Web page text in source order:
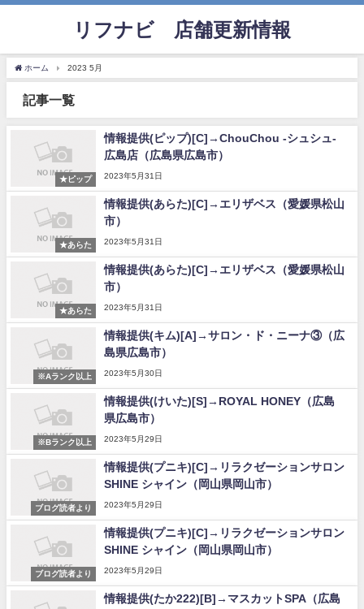
リフナビ®店舗更新情報
ホーム 2023 5月
記事一覧
★ピップ
情報提供(ピップ)[C]→ChouChou -シュシュ-
広島店（広島県広島市）
2023年5月31日
★あらた
情報提供(あらた)[C]→エリザベス（愛媛県松山
市）
2023年5月31日
★あらた
情報提供(あらた)[C]→エリザベス（愛媛県松山
市）
2023年5月31日
※Aランク以上
情報提供(キム)[A]→サロン・ド・ニーナ③（広
島県広島市）
2023年5月30日
※Bランク以上
情報提供(けいた)[S]→ROYAL HONEY（広島
県広島市）
2023年5月29日
ブログ読者より
情報提供(プニキ)[C]→リラクゼーションサロン
SHINE シャイン（岡山県岡山市）
2023年5月29日
ブログ読者より
情報提供(プニキ)[C]→リラクゼーションサロン
SHINE シャイン（岡山県岡山市）
2023年5月29日
情報提供(たか222)[B]→マスカットSPA（広島